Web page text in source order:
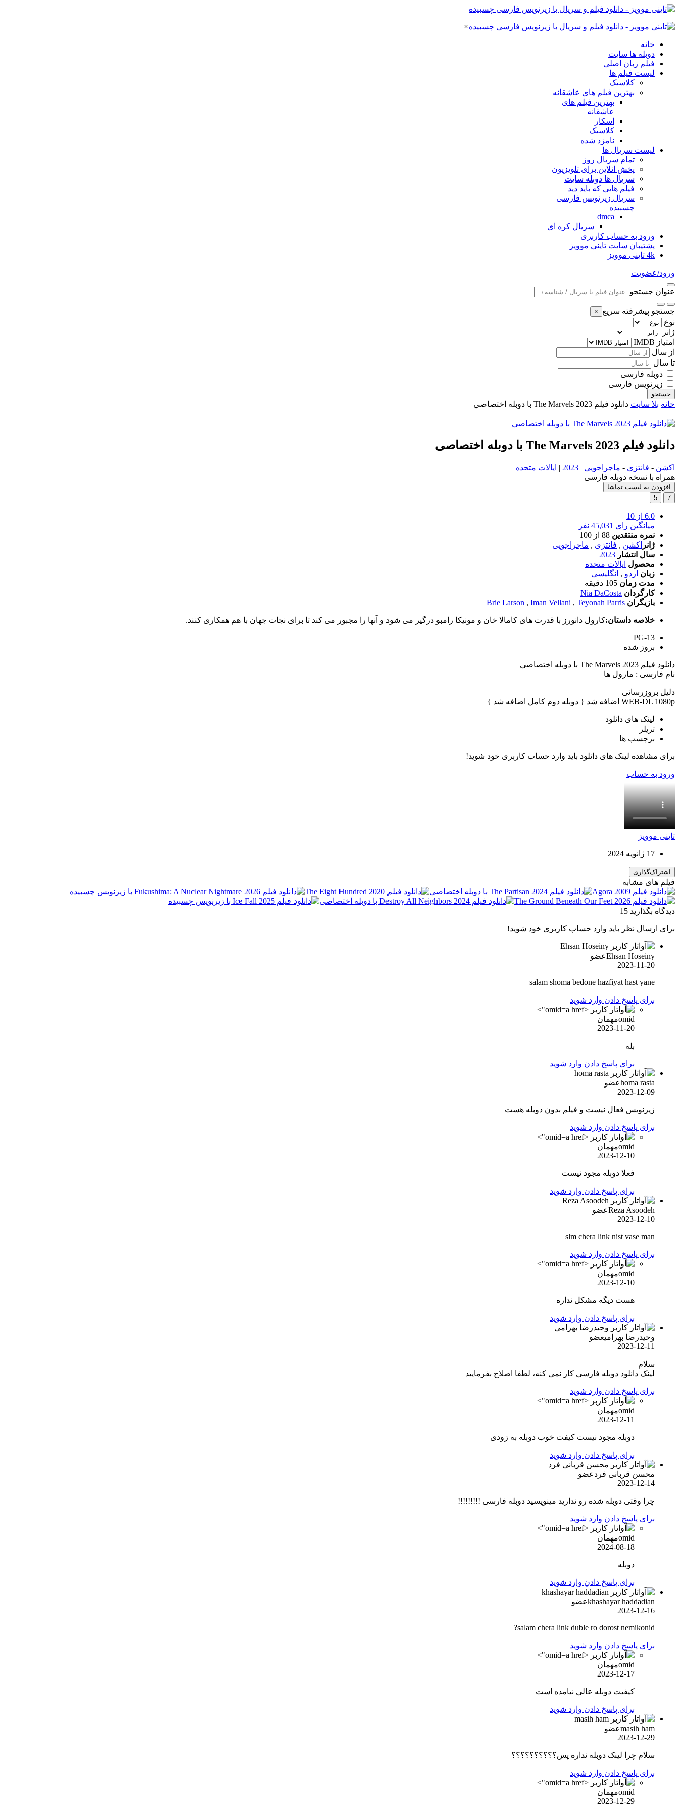
×
خانه
دوبله ها سایت
فیلم زبان اصلی
لیست فیلم ها
کلاسیک
بهترین فیلم های عاشقانه
بهترین فیلم های
عاشقانه
اسکار
کلاسیک
نامزد شده
لیست سریال ها
تمام سریال روز
پخش انلاین برای تلویزیون
سریال ها دوبله سایت
فیلم هایی که باید دید
سریال زیرنویس فارسی
چسبیده
dmca
سریال کره ای
ورود به حساب کاربری
پشتیبان سایت تاینی موویز
4k تاینی موویز
ورود/عضویت
عنوان جستجو
جستجو پیشرفته سریع ×
نوع
ژانر
امتیاز IMDB
از سال
تا سال
دوبله فارسی
زیرنویس فارسی
جستجو
خانه بلا سایت دانلود فیلم The Marvels 2023 با دوبله اختصاصی
دانلود فیلم The Marvels 2023 با دوبله اختصاصی
اکشن - فانتزی - ماجراجویی |
2023
| ایالات متحده
همراه با نسخه دوبله فارسی
افزودن به لیست تماشا
7
5
6.0 از 10
میانگین رای 45,031 نفر
نمره منتقدین 88 از 100
ژانر اکشن , فانتزی , ماجراجویی
سال انتشار 2023
محصول ایالات متحده
زبان اردو , انگلیسی
مدت زمان 105 دقیقه
کارگردان Nia DaCosta
بازیگران
Brie Larson , Iman Vellani , Teyonah Parris
خلاصه داستان:کارول دانورز با قدرت های کامالا خان و مونیکا رامبو درگیر می شود و آنها را مجبور می کند تا برای نجات جهان با هم همکاری کنند.
PG-13
بروز‌ شده
دانلود فیلم The Marvels 2023 با دوبله اختصاصی
نام فارسی : مارول ها
دلیل بروزرسانی
WEB-DL 1080p اضافه شد { دوبله دوم کامل اضافه شد }
لینک های دانلود
تریلر
برچسب ها
برای مشاهده لینک های دانلود باید وارد حساب کاربری خود شوید!
ورود به حساب
تاینی موویز
17 ژانویه 2024
اشتراک‌گذاری
فیلم های مشابه
دیدگاه بگذارید 15
برای ارسال نظر باید وارد حساب کاربری خود شوید!
Ehsan Hoseinyعضو
2023-11-20
salam shoma bedone hazfiyat hast yane
برای پاسخ دادن وارد شوید
omid">
omidمهمان
2023-11-20
بله
برای پاسخ دادن وارد شوید
homa rastaعضو
2023-12-09
زیرنویس فعال نیست و فیلم بدون دوبله هست
برای پاسخ دادن وارد شوید
omid">
omidمهمان
2023-12-10
فعلا دوبله مجود نیست
برای پاسخ دادن وارد شوید
Reza Asoodehعضو
2023-12-10
slm chera link nist vase man
برای پاسخ دادن وارد شوید
omid">
omidمهمان
2023-12-10
هست دیگه مشکل نداره
برای پاسخ دادن وارد شوید
وحیدرضا بهرامیعضو
2023-12-11
سلام
لینک دانلود دوبله فارسی کار نمی کنه، لطفا اصلاح بفرمایید
برای پاسخ دادن وارد شوید
omid">
omidمهمان
2023-12-11
دوبله مجود نیست کیفت خوب دوبله به زودی
برای پاسخ دادن وارد شوید
محسن قربانی فردعضو
2023-12-14
چرا وقتی دوبله شده رو ندارید مینویسید دوبله فارسی !!!!!!!!!
برای پاسخ دادن وارد شوید
omid">
omidمهمان
2024-08-18
دوبله
برای پاسخ دادن وارد شوید
khashayar haddadianعضو
2023-12-16
salam chera link duble ro dorost nemikonid?
برای پاسخ دادن وارد شوید
omid">
omidمهمان
2023-12-17
کیفیت دوبله عالی نیامده است
برای پاسخ دادن وارد شوید
masih hamعضو
2023-12-29
سلام چرا لینک دوبله نداره پس؟؟؟؟؟؟؟؟؟؟
برای پاسخ دادن وارد شوید
omid">
omidمهمان
2023-12-29